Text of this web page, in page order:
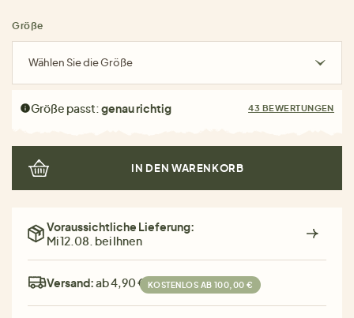
Größe
Wählen Sie die Größe
Größe passt:genau richtig 43 BEWERTUNGEN
IN DEN WARENKORB
Voraussichtliche Lieferung:
Mi 12.08. bei Ihnen
Versand:ab 4,90 € KOSTENLOS AB 100,00 €